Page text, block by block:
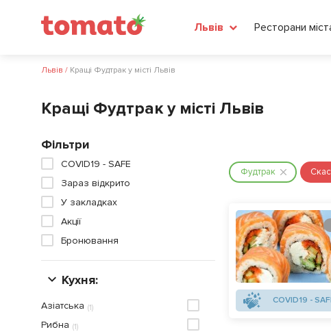
Львів Ресторани
Львів / Кращі Фудтрак у місті Львів
Кращі Фудтрак у місті Львів
Фільтри
COVID19 - SAFE
Зараз відкрито
У закладках
Акції
Бронювання
Кухня:
(1)
Азіатська
(1)
Рибна
Фудтрак
COVID19 -